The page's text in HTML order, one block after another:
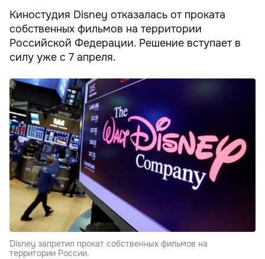
Киностудия Disney отказалась от проката
собственных фильмов на территории
Российской Федерации. Решение вступает в
силу уже с 7 апреля.
Disney запретил прокат собственных фильмов на
территории России.